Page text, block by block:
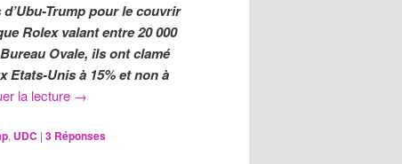
Trump pour le couvrir
Rolex valant entre 20 000
Ovale, ils ont clamé
Etats-Unis à 15% et non à
la lecture →
, UDC | 3 Réponses